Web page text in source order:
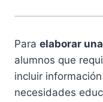
Para elaborar
alumnos que
incluir
necesidades